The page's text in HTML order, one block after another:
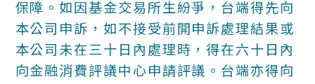
保障。如因基金交易所生紛爭，台端得先向
本公司申訴，如不接受前開申訴處理結果或
本公司未在三十日內處理時，得在六十日內
向金融消費評議中心申請評議。台端亦得向